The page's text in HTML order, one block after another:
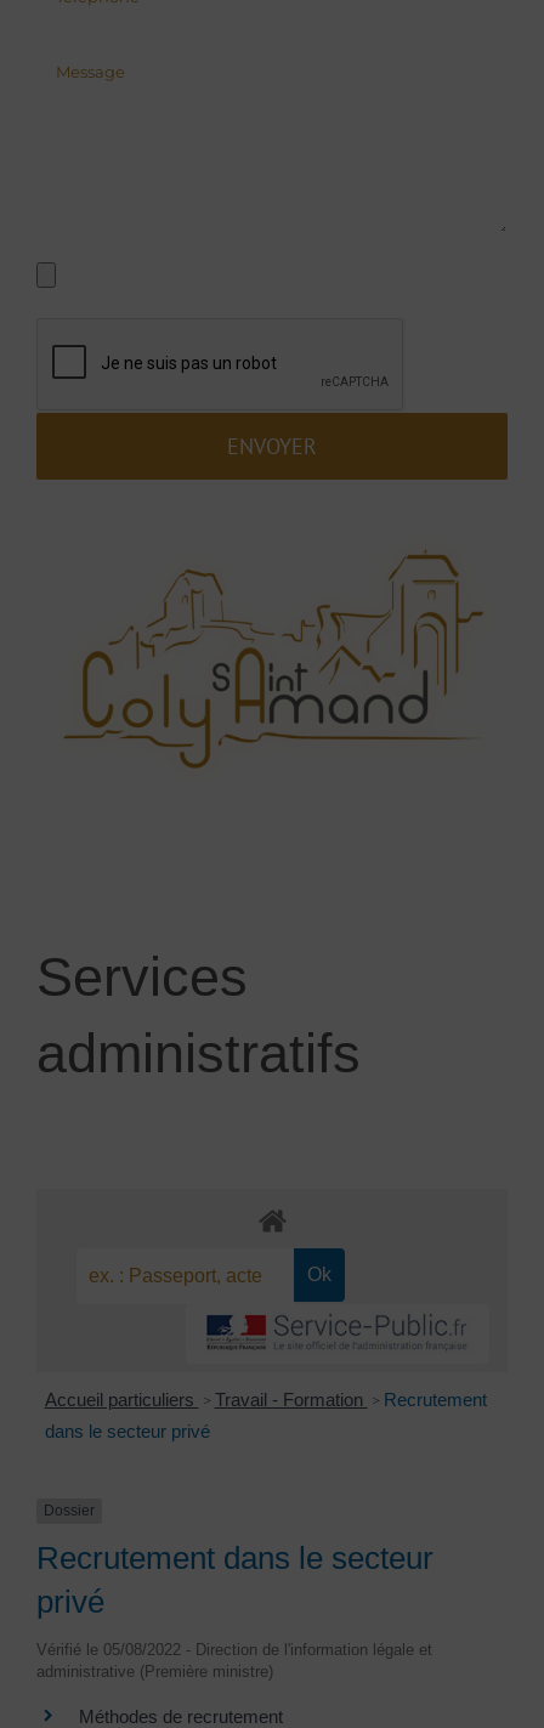
Services
administratifs
Accueil particuliers > Travail - Formation > Recrutement
dans le secteur privé
Dossier
Recrutement dans le secteur
privé
Vérifié le 05/08/2022 - Direction de l'information légale et
administrative (Première ministre)
Méthodes de recrutement